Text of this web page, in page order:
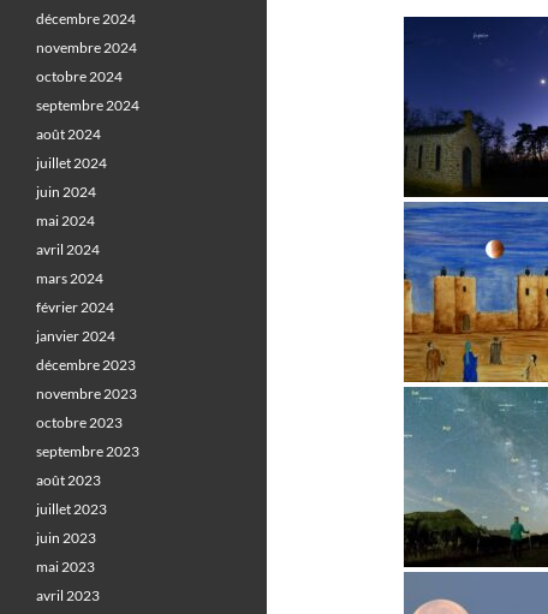
décembre 2024
novembre 2024
octobre 2024
septembre 2024
août 2024
juillet 2024
juin 2024
mai 2024
avril 2024
mars 2024
février 2024
janvier 2024
décembre 2023
novembre 2023
octobre 2023
septembre 2023
août 2023
juillet 2023
juin 2023
mai 2023
avril 2023